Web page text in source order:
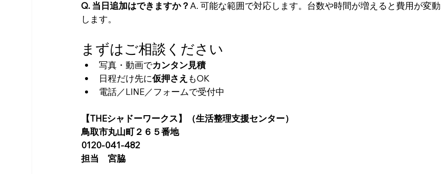
Q. 当日追加はできますか？A. 可能な範囲で対応します。台数や時間が増えると費用が変動
します。
まずはご相談ください
写真・動画でカンタン見積
日程だけ先に仮押さえ もOK
電話／LINE／フォームで受付中
【THEシャドーワークス】（生活整理支援センター）
鳥取市丸山町２６５番地
0120-041-482
担当　宮脇